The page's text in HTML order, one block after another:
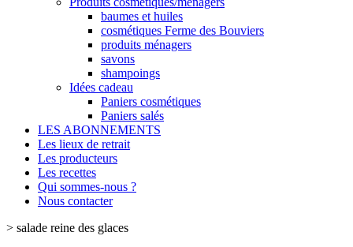
baumes et huiles
cosmétiques Ferme des Bouviers
produits ménagers
savons
shampoings
Idées cadeau
Paniers cosmétiques
Paniers salés
LES ABONNEMENTS
Les lieux de retrait
Les producteurs
Les recettes
Qui sommes-nous ?
Nous contacter
> salade reine des glaces